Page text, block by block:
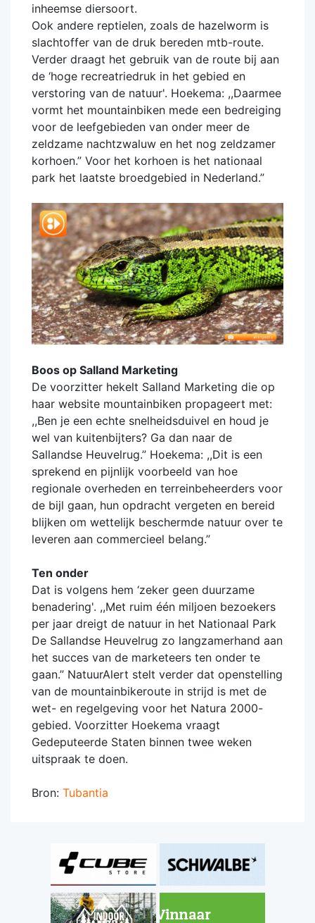
inheemse diersoort.
Ook andere reptielen, zoals de hazelworm is
slachtoffer van de druk bereden mtb-route.
Verder draagt het gebruik van de route bij aan
de ‘hoge recreatriedruk in het gebied en
verstoring van de natuur'. Hoekema: ,,Daarmee
vormt het mountainbiken mede een bedreiging
voor de leefgebieden van onder meer de
zeldzame nachtzwaluw en het nog zeldzamer
korhoen.” Voor het korhoen is het nationaal
park het laatste broedgebied in Nederland.”
Boos op Salland Marketing
De voorzitter hekelt Salland Marketing die op
haar website mountainbiken propageert met:
,,Ben je een echte snelheidsduivel en houd je
wel van kuitenbijters? Ga dan naar de
Sallandse Heuvelrug.” Hoekema: ,,Dit is een
sprekend en pijnlijk voorbeeld van hoe
regionale overheden en terreinbeheerders voor
de bijl gaan, hun opdracht vergeten en bereid
blijken om wettelijk beschermde natuur over te
leveren aan commercieel belang.”
Ten onder
Dat is volgens hem ‘zeker geen duurzame
benadering'. ,,Met ruim één miljoen bezoekers
per jaar dreigt de natuur in het Nationaal Park
De Sallandse Heuvelrug zo langzamerhand aan
het succes van de marketeers ten onder te
gaan.” NatuurAlert stelt verder dat openstelling
van de mountainbikeroute in strijd is met de
wet- en regelgeving voor het Natura 2000-
gebied. Voorzitter Hoekema vraagt
Gedeputeerde Staten binnen twee weken
uitspraak te doen.
Bron: Tubantia